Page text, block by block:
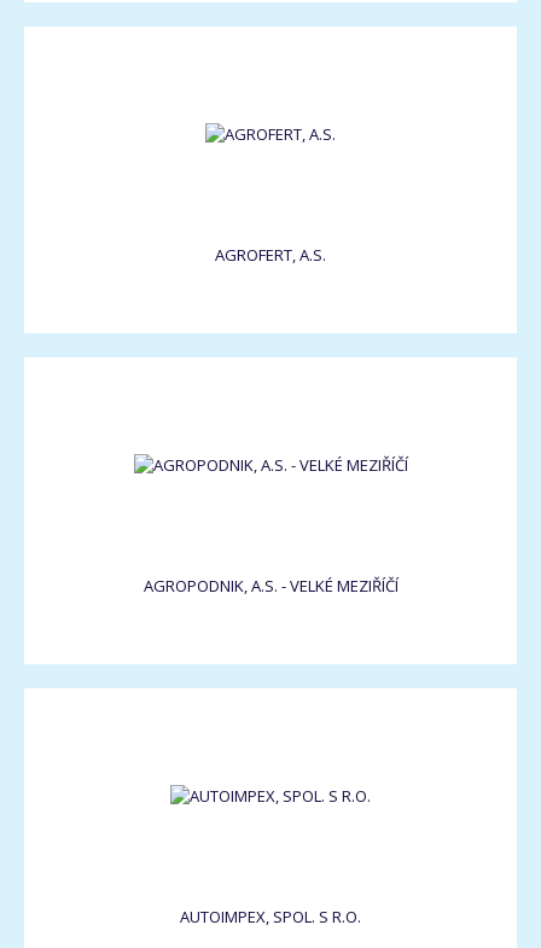
AGROFERT, A.S.
AGROPODNIK, A.S. - VELKÉ MEZIŘÍČÍ
AUTOIMPEX, SPOL. S R.O.